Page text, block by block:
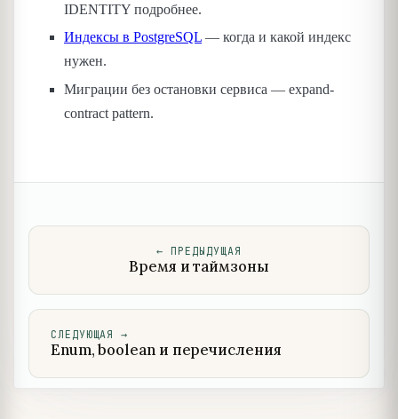
IDENTITY подробнее.
Индексы в PostgreSQL — когда и какой индекс
нужен.
Миграции без остановки сервиса — expand-
contract pattern.
← ПРЕДЫДУЩАЯ
Время и таймзоны
СЛЕДУЮЩАЯ →
Enum, boolean и перечисления